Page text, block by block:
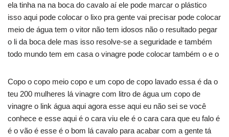
ela tinha na na boca do cavalo aí ele pode marcar o plástico
isso aqui pode colocar o lixo pra gente vai precisar pode colocar
meio de água tem o vitor não tem idosos não o resultado pegar
o li da boca dele mas isso resolve-se a seguridade e também
todo mundo tem em casa o vinagre pode colocar também o e o
Copo o copo meio copo e um copo de copo lavado essa é da o
teu 200 mulheres lá vinagre com litro de água um copo de
vinagre o link água aqui agora esse aqui eu não sei se você
conhece e esse aqui é o cara viu ele é o cara cara que eu falo é
é o vão é esse é o bom lá cavalo para acabar com a gente tá